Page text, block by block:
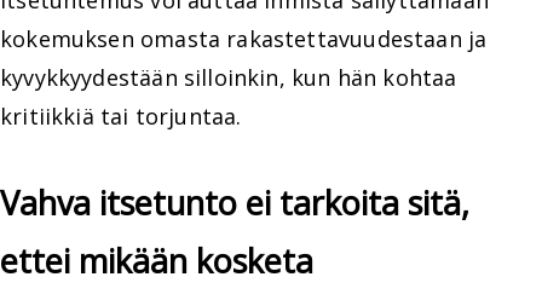
kokemuksen omasta rakastettavuudestaan ja
kyvykkyydestään silloinkin, kun hän kohtaa
kritiikkiä tai torjuntaa.
Vahva itsetunto ei tarkoita sitä,
ettei mikään kosketa